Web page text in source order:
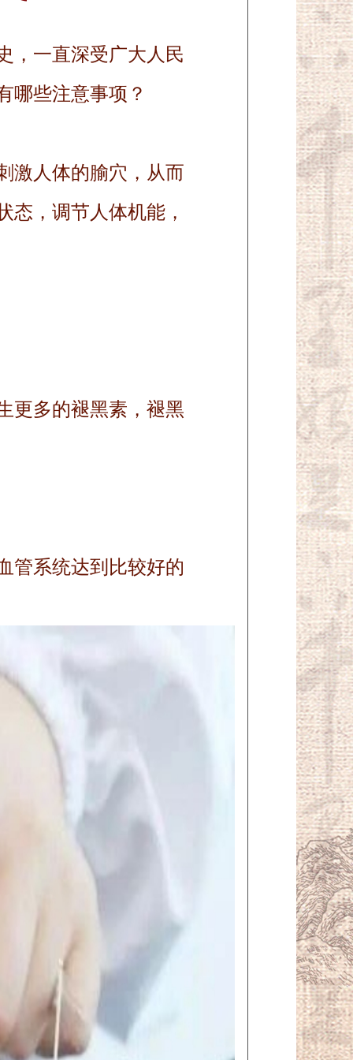
，一直深受广大人民
哪些注意事项？
激人体的腧穴，从而
，调节人体机能，
更多的褪黑素，褪黑
管系统达到比较好的